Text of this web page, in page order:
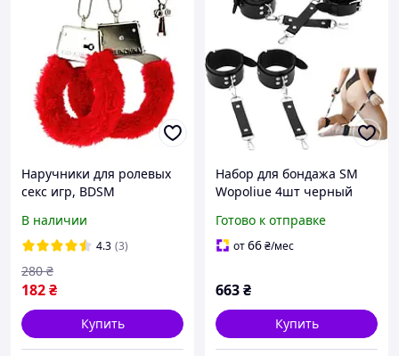
Наручники для ролевых
секс игр, BDSM
ключиками
В наличии
4.3 (3)
182₴
280 ₴
Купить
Набор для бондажа SM
Wopoliue 4шт черный
и щиколотки для секса
для пар и начинающих
Готово к отправке
от66₴/мес
663₴
Купить